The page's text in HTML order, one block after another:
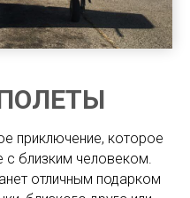
приключение, которое
с близким человеком.
отличным подарком